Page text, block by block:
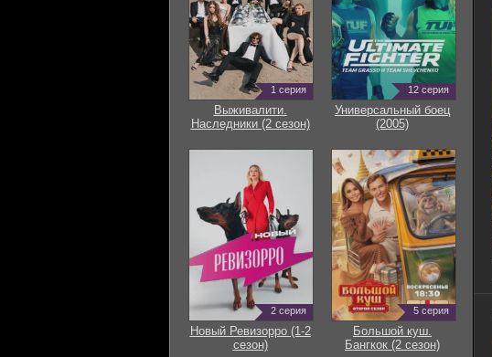
1 серия
Выживалити.
Наследники (2 сезон)
12 серия
Универсальный боец
(2005)
2 серия
Новый Ревизорро (1-2
сезон)
5 серия
Большой куш.
Бангкок (2 сезон)